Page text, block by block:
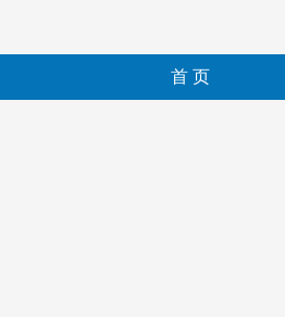
首 页